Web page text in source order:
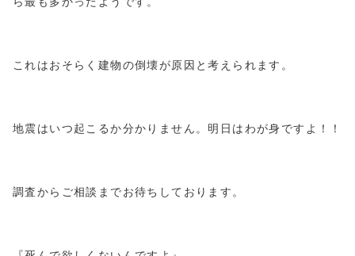
これはおそらく建物の倒壊が原因と考えられます。
地震はいつ起こるか分かりません。明日はわが身ですよ！！
調査からご相談までお待ちしております。